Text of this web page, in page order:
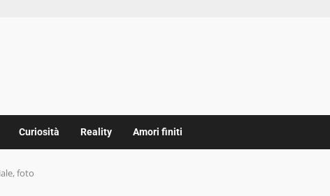
Curiosità Reality Amori finiti
foto